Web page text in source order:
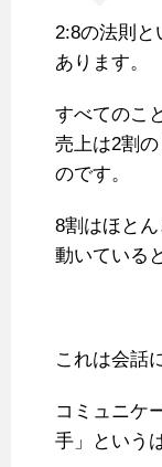
2:8の法則と
あります。
すべてのこ
売上は2割
のです。
8割はほと
動いている
これは会話
コミュニケ
手」という